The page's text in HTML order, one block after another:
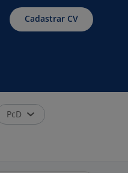
Cadastrar CV
PcD